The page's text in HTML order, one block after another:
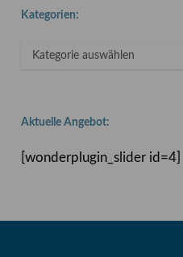
Kategorien:
Kategorien:
Aktuelle Angebot:
[wonderplugin_slider id=4]